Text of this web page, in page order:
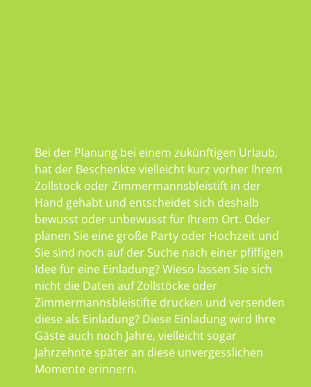
Bei der Planung bei einem zukünftigen Urlaub,
hat der Beschenkte vielleicht kurz vorher Ihrem
Zollstock oder Zimmermannsbleistift in der
Hand gehabt und entscheidet sich deshalb
bewusst oder unbewusst für Ihrem Ort. Oder
planen Sie eine große Party oder Hochzeit und
Sie sind noch auf der Suche nach einer pfiffigen
Idee für eine Einladung? Wieso lassen Sie sich
nicht die Daten auf Zollstöcke oder
Zimmermannsbleistifte drucken und versenden
diese als Einladung? Diese Einladung wird Ihre
Gäste auch noch Jahre, vielleicht sogar
Jahrzehnte später an diese unvergesslichen
Momente erinnern.